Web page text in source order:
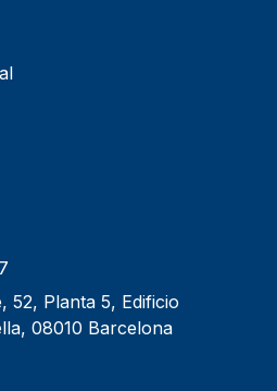
52, Planta 5, Edificio
08010 Barcelona